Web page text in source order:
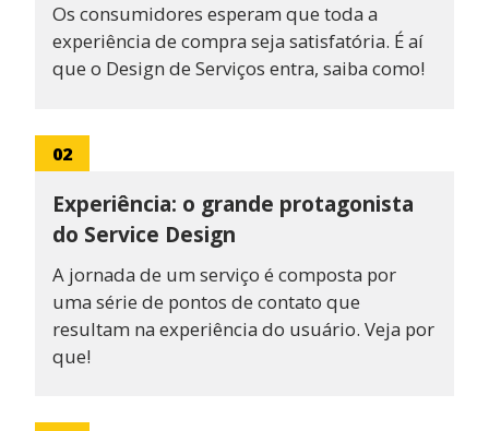
Os consumidores esperam que toda a
experiência de compra seja satisfatória. É aí
que o Design de Serviços entra, saiba como!
02
Experiência: o grande protagonista
do Service Design
A jornada de um serviço é composta por
uma série de pontos de contato que
resultam na experiência do usuário. Veja por
que!